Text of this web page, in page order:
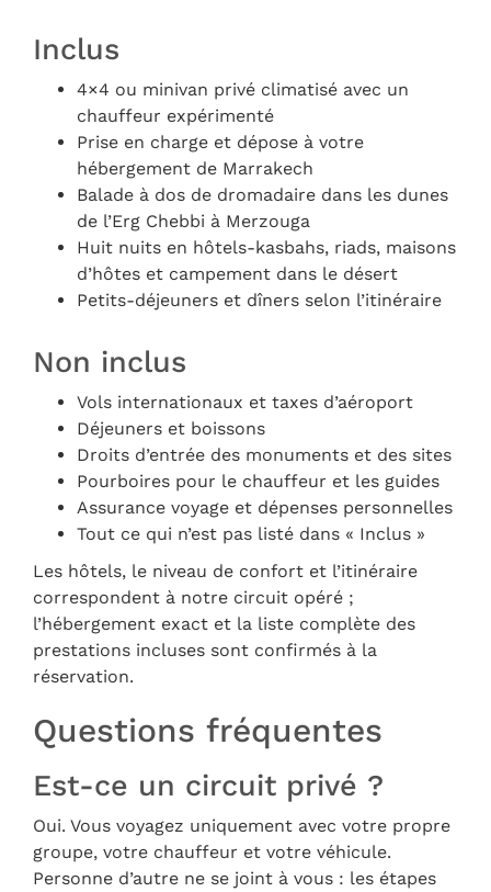
Inclus
4×4 ou minivan privé climatisé avec un
chauffeur expérimenté
Prise en charge et dépose à votre
hébergement de Marrakech
Balade à dos de dromadaire dans les dunes
de l’Erg Chebbi à Merzouga
Huit nuits en hôtels-kasbahs, riads, maisons
d’hôtes et campement dans le désert
Petits-déjeuners et dîners selon l’itinéraire
Non inclus
Vols internationaux et taxes d’aéroport
Déjeuners et boissons
Droits d’entrée des monuments et des sites
Pourboires pour le chauffeur et les guides
Assurance voyage et dépenses personnelles
Tout ce qui n’est pas listé dans « Inclus »
Les hôtels, le niveau de confort et l’itinéraire
correspondent à notre circuit opéré ;
l’hébergement exact et la liste complète des
prestations incluses sont confirmés à la
réservation.
Questions fréquentes
Est-ce un circuit privé ?
Oui. Vous voyagez uniquement avec votre propre
groupe, votre chauffeur et votre véhicule.
Personne d’autre ne se joint à vous : les étapes